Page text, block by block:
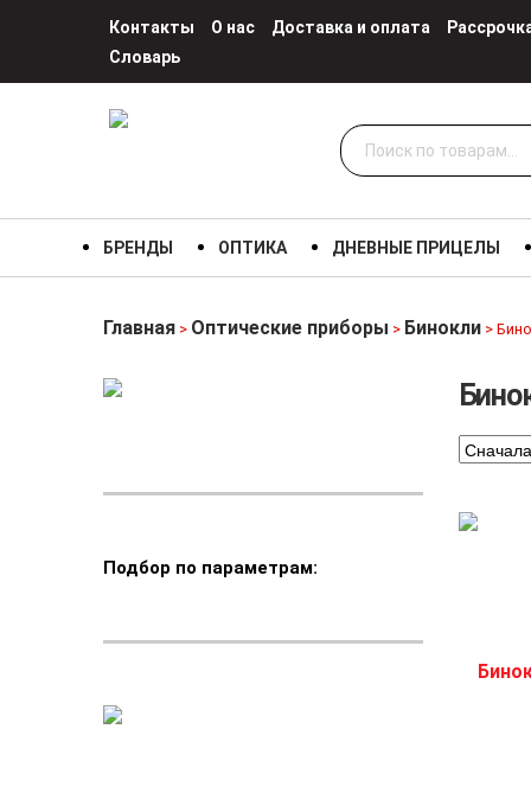
Контакты О нас Доставка и оплата
Словарь
Искать:
БРЕНДЫ ОПТИКА ДНЕВНЫЕ ПРИЦЕЛЫ
Главная > Оптические приборы > Бинокли >
Подбор по параметрам: